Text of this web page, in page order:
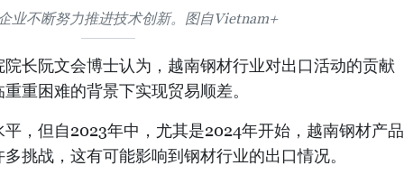
业不断努力推进技术创新。图自Vietnam+
长阮文会博士认为，越南钢材行业对出口活动的贡献
重困难的背景下实现贸易顺差。
，但自2023年中，尤其是2024年开始，越南钢材产品
挑战，这有可能影响到钢材行业的出口情况。